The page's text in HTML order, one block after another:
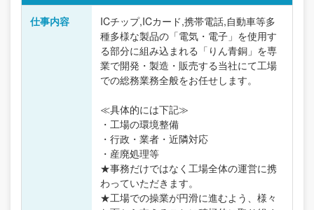
仕事内容
ICチップ,ICカード,携帯電話,自動車等多
種多様な製品の「電気・電子」を使用す
る部分に組み込まれる「りん青銅」を専
業で開発・製造・販売する当社にて工場
での総務業務全般をお任せします。
≪具体的には下記≫
・工場の環境整備
・行政・業者・近隣対応
・産廃処理等
★事務だけではなく工場全体の運営に携
わっていただきます。
★工場での操業が円滑に進むよう、様々